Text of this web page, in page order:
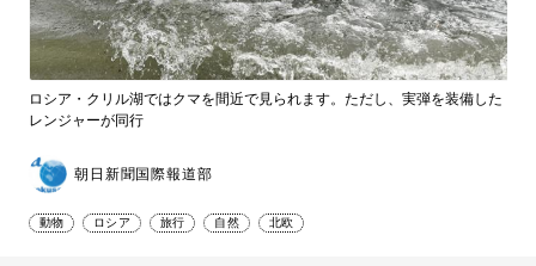
ロシア・クリル湖ではクマを間近で見られます。ただし、実弾を装備した
レンジャーが同行
朝日新聞国際報道部
動物 ロシア 旅行 自然 北欧